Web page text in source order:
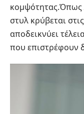
κομψότητας.Όπως
στυλ κρύβεται
αποδεικνύει
που επιστρέφουν